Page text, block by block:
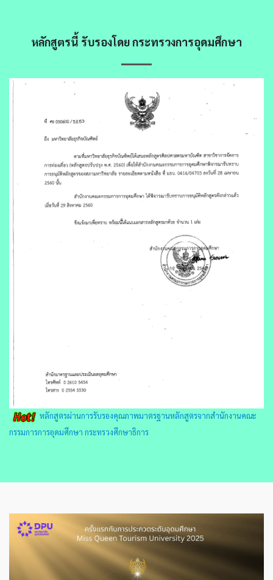
หลักสูตรนี้ รับรองโดย กระทรวงการอุดมศึกษา
หลักสูตรผ่านการรับรองคุณภาพมาตรฐานหลักสูตรจากสำนักงานคณะ
กรรมการการอุดมศึกษา กระทรวงศึกษาธิการ